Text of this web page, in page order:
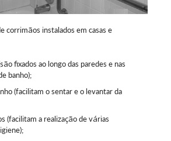
corrimãos instalados em casas e
fixados ao longo das paredes e nas
banho);
(facilitam o sentar e o levantar da
(facilitam a realização de várias